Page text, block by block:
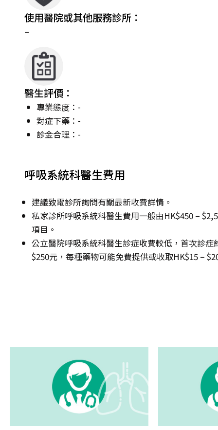
使用醫院或其他服務診所：
–
醫生評價：
專業態度：-
對症下藥：-
診金合理：-
呼吸系統科醫生費用
建議致電診所詢問有關最新收費詳情。
私家診所呼吸系統科醫生費用一般由HK$450 –
項目。
公立醫院呼吸系統科醫生診症收費較低，首次診
$250元，每種藥物可能免費提供或收取HK$15 –